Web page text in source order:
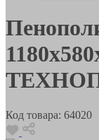
Код товара: 64020